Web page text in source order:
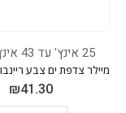
25 אינץ' עד 43 אינץ' כללי
₪41.30